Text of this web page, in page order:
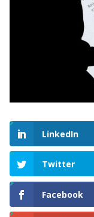
LinkedIn
Twitter
Facebook